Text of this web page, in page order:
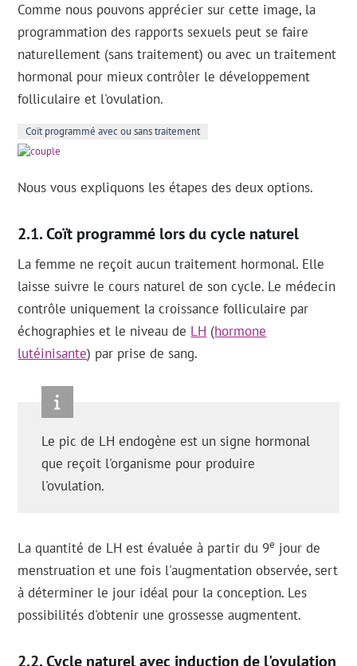
Comme nous pouvons apprécier sur cette image, la
programmation des rapports sexuels peut se faire
naturellement (sans traitement) ou avec un traitement
hormonal pour mieux contrôler le développement
folliculaire et l'ovulation.
Coït programmé avec ou sans traitement
Nous vous expliquons les étapes des deux options.
Coït programmé lors du cycle naturel
La femme ne reçoit aucun traitement hormonal. Elle
laisse suivre le cours naturel de son cycle. Le médecin
contrôle uniquement la croissance folliculaire par
échographies et le niveau de LH (hormone
lutéinisante) par prise de sang.
Le pic de LH endogène est un signe hormonal
que reçoit l'organisme pour produire
l'ovulation.
La quantité de LH est évaluée à partir du 9e jour de
menstruation et une fois l'augmentation observée, sert
à déterminer le jour idéal pour la conception. Les
possibilités d'obtenir une grossesse augmentent.
Cycle naturel avec induction de l'ovulation